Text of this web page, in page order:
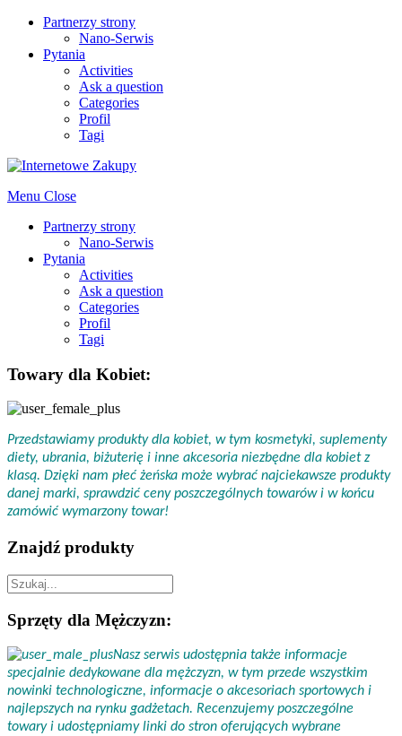
Partnerzy strony
Nano-Serwis
Pytania
Activities
Ask a question
Categories
Profil
Tagi
Menu Close
Partnerzy strony
Nano-Serwis
Pytania
Activities
Ask a question
Categories
Profil
Tagi
Towary dla Kobiet:
Przedstawiamy produkty dla kobiet, w tym kosmetyki, suplementy
diety, ubrania, biżuterię i inne akcesoria niezbędne dla kobiet z
klasą. Dzięki nam płeć żeńska może wybrać najciekawsze produkty
danej marki, sprawdzić ceny poszczególnych towarów i w końcu
zamówić wymarzony towar!
Znajdź produkty
Sprzęty dla Mężczyzn:
Nasz serwis udostępnia także informacje
specjalnie dedykowane dla mężczyzn, w tym przede wszystkim
nowinki technologiczne, informacje o akcesoriach sportowych i
najlepszych na rynku gadżetach. Recenzujemy poszczególne
towary i udostępniamy linki do stron oferujących wybrane